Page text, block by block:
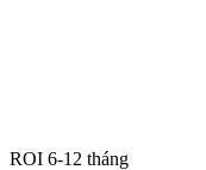
ROI 6-12 tháng